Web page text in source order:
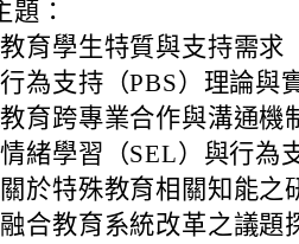
題：
育學生特質與支持需求
為支持（PBS）理論與
育跨專業合作與溝通機
緒學習（SEL）與行為
於特殊教育相關知能之
合教育系統改革之議題